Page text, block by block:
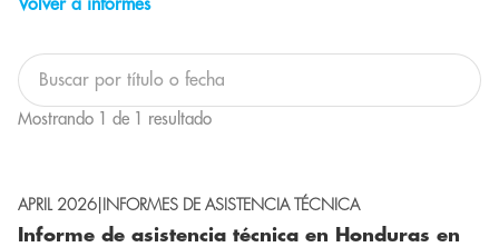
Volver a informes
Buscar informes
Mostrando 1 de 1 resultado
APRIL 2026 INFORMES DE ASISTENCIA TÉCNICA
Informe de asistencia técnica en Honduras en